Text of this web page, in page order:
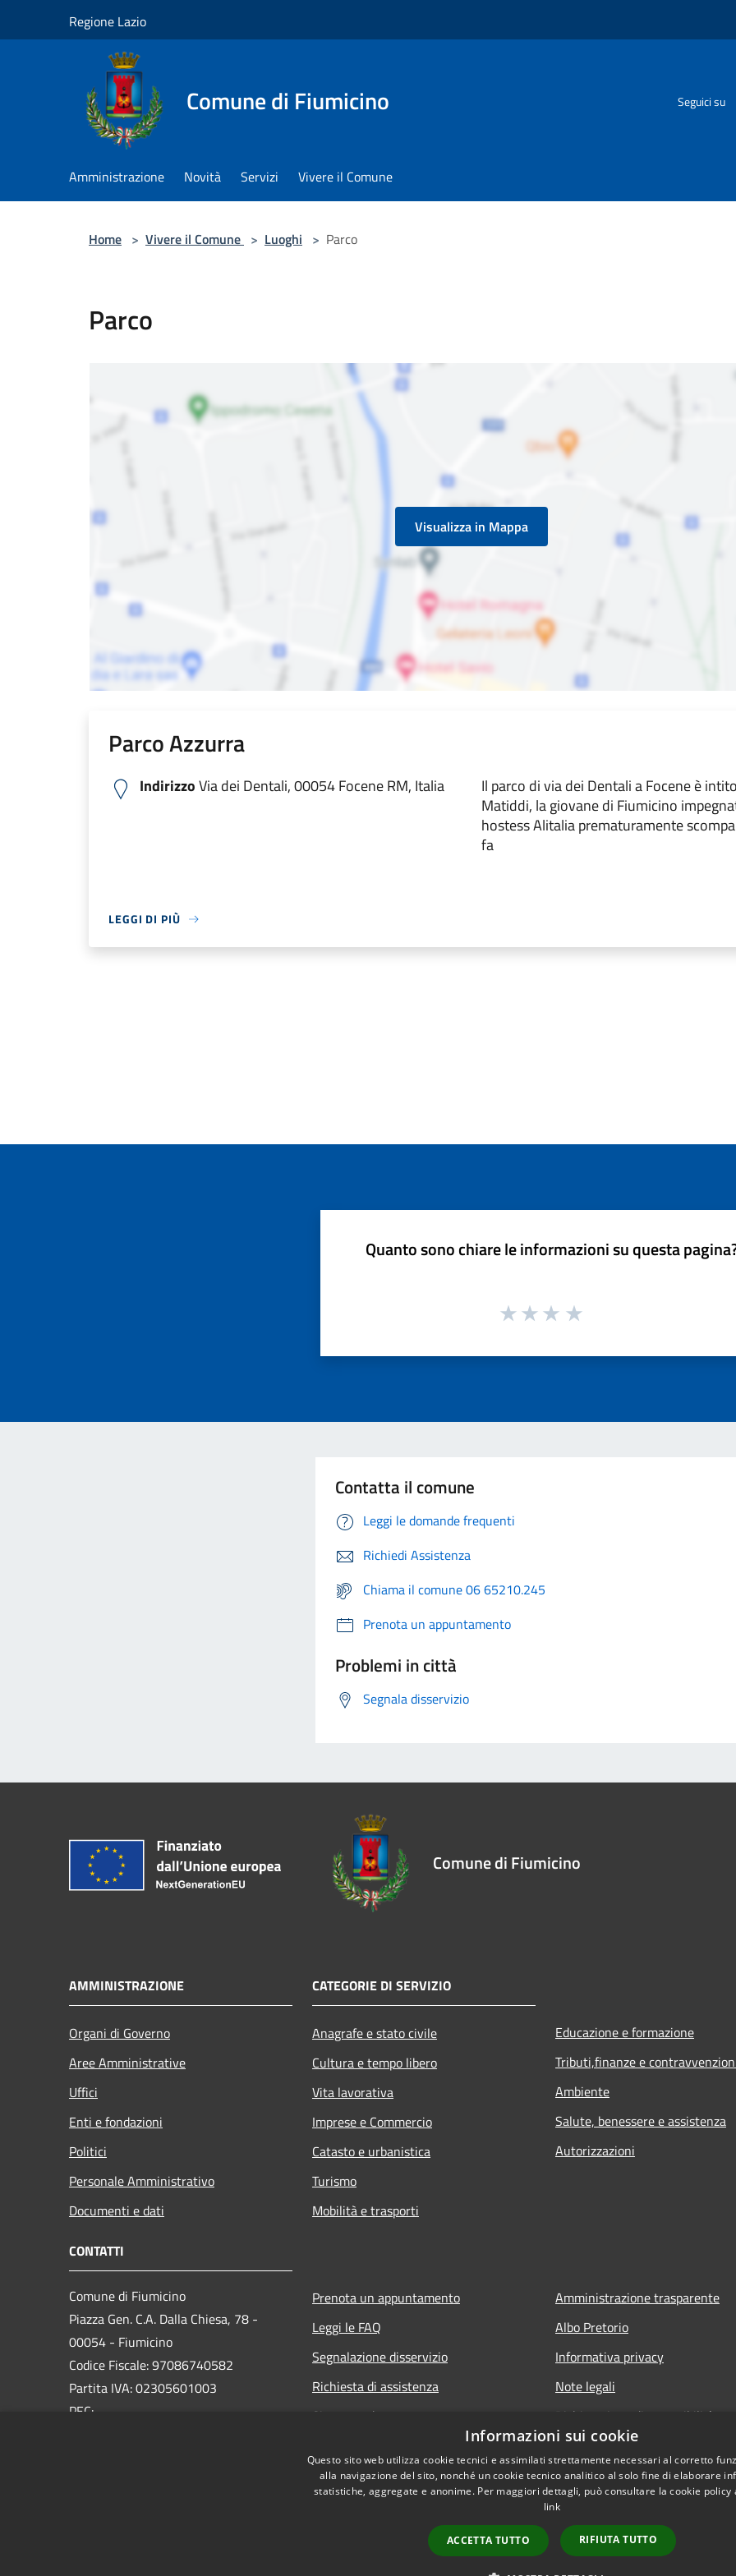
Regione Lazio
Comune di Fiumicino Seguici su
Amministrazione Novità Servizi Vivere il Comune
Home > Vivere il Comune > Luoghi > Parco
Parco
Visualizza in Mappa
Parco Azzurra
IndirizzoVia dei Dentali, 00054 Focene RM, Italia
Il parco di via dei Dentali a Focene è
Matiddi, la giovane di Fiumicino
hostess Alitalia prematuramente
fa
LEGGI DI PIÙ
Quanto sono chiare le informazioni su questa
Contatta il comune
Leggi le domande frequenti
Richiedi Assistenza
Chiama il comune 06 65210.245
Prenota un appuntamento
Problemi in città
Segnala disservizio
Comune di Fiumicino
AMMINISTRAZIONE
Organi di Governo
Aree Amministrative
Uffici
Enti e fondazioni
Politici
Personale Amministrativo
Documenti e dati
CATEGORIE DI SERVIZIO
Anagrafe e stato civile
Cultura e tempo libero
Vita lavorativa
Imprese e Commercio
Catasto e urbanistica
Turismo
Mobilità e trasporti
Educazione e formazione
Tributi,finanze e
Ambiente
Salute, benessere e assistenza
Autorizzazioni
CONTATTI
Comune di Fiumicino
Piazza Gen. C.A. Dalla Chiesa, 78 -
00054 - Fiumicino
Codice Fiscale: 97086740582
Partita IVA: 02305601003
PEC:
Prenota un appuntamento
Leggi le FAQ
Segnalazione disservizio
Richiesta di assistenza
Sito precedente
Amministrazione trasparente
Albo Pretorio
Informativa privacy
Note legali
Dichiarazione di accessibilità
Obiettivi di accessibilità 2025
Meccanismo di feedback
Informazioni sui cookie
Questo sito web utilizza cookie tecnici e assimilati strettamente necessari al corretto
alla navigazione del sito, nonché un cookie tecnico analitico al solo fine di elaborare
statistiche, aggregate e anonime. Per maggiori dettagli, può consultare la cookie policy
link
ACCETTA TUTTO RIFIUTA TUTTO